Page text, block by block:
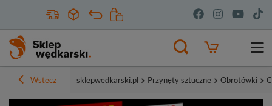
Wstecz sklepwedkarski.pl Przynęty sztuczne Obrotówki